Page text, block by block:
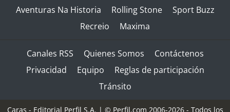
Aventuras Na Historia
Rolling Stone
Sport Buzz
Recreio
Maxima
Canales RSS Quienes Somos
Contáctenos
Privacidad
Equipo
Reglas de participación
Tránsito
Caras - Editorial Perfil S.A. | © Perfil.com 2006-2026 - Todos los